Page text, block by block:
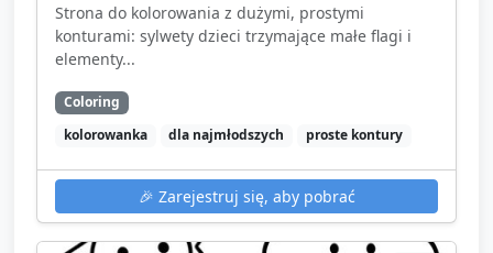
Strona do kolorowania z dużymi, prostymi
konturami: sylwety dzieci trzymające małe flagi i
elementy...
Coloring
kolorowanka
dla najmłodszych proste kontury
🎉 Zarejestruj się, aby pobrać